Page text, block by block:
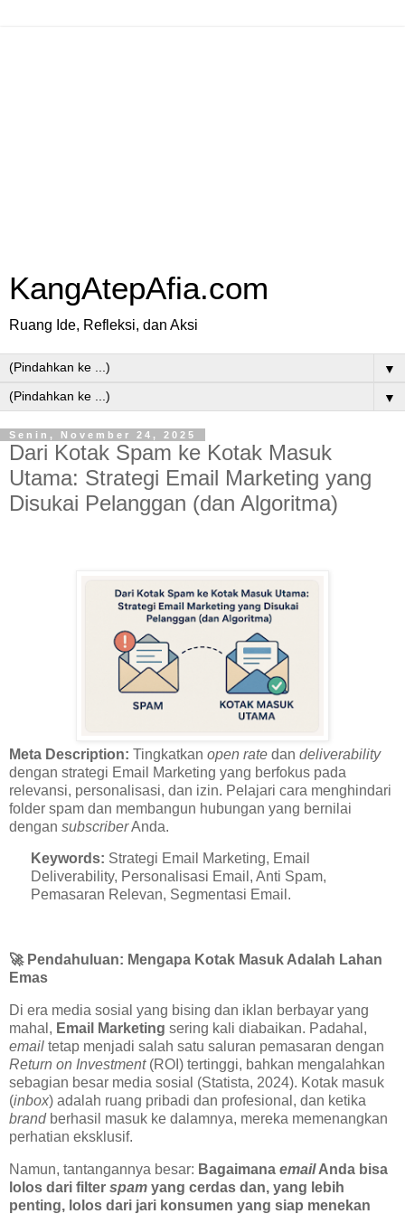
KangAtepAfia.com
Ruang Ide, Refleksi, dan Aksi
▼
▼
Senin, November 24, 2025
Dari Kotak Spam ke Kotak Masuk
Utama: Strategi Email Marketing yang
Disukai Pelanggan (dan Algoritma)
Meta Description: Tingkatkan open rate dan deliverability
dengan strategi Email Marketing yang berfokus pada
relevansi, personalisasi, dan izin. Pelajari cara menghindari
folder spam dan membangun hubungan yang bernilai
dengan subscriberAnda.
Keywords: Strategi Email Marketing, Email
Deliverability, Personalisasi Email, Anti Spam,
Pemasaran Relevan, Segmentasi Email.
🚀Pendahuluan: Mengapa Kotak Masuk Adalah Lahan
Emas
Di era media sosial yang bising dan iklan berbayar yang
mahal, Email Marketing sering kali diabaikan. Padahal,
email tetap menjadi salah satu saluran pemasaran dengan
Return on Investment(ROI) tertinggi, bahkan mengalahkan
sebagian besar media sosial (Statista, 2024). Kotak masuk
(inbox) adalah ruang pribadi dan profesional, dan ketika
brandberhasil masuk ke dalamnya, mereka memenangkan
perhatian eksklusif.
Namun, tantangannya besar: Bagaimana emailAnda bisa
lolos dari filter spam yang cerdas dan, yang lebih
penting, lolos dari jari konsumen yang siap menekan